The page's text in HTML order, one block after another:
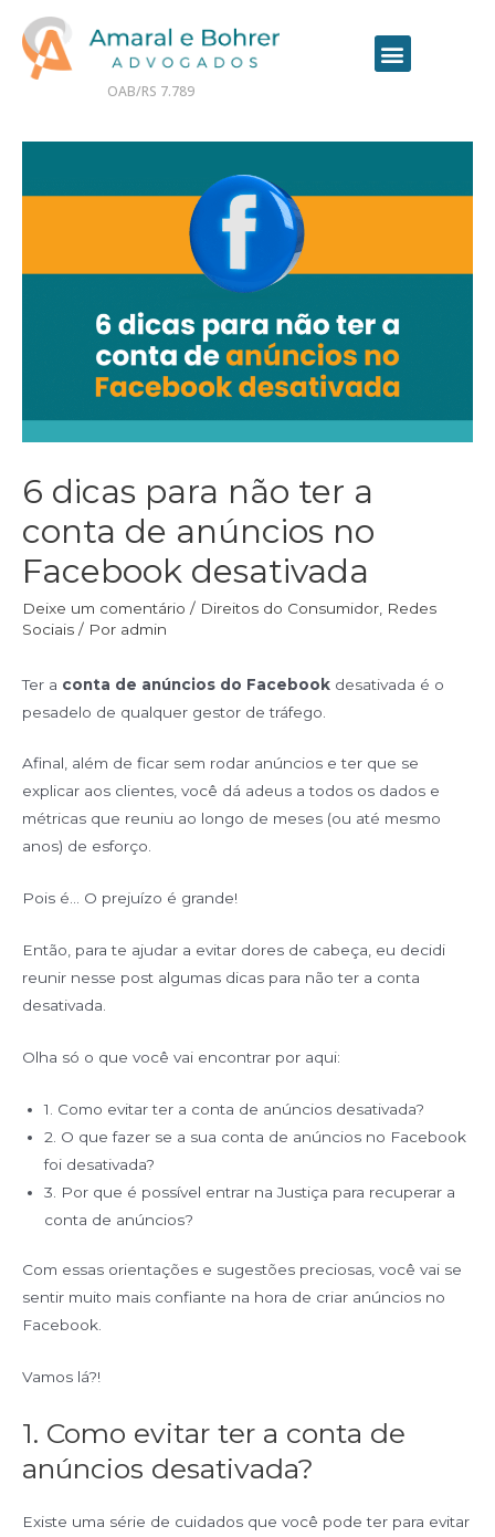
OAB/RS 7.789
6 dicas para não ter a
conta de anúncios no
Facebook desativada
Deixe um comentário / Direitos do Consumidor Redes
Sociais / Por admin
Ter a conta de anúncios do Facebook desativada é o
pesadelo de qualquer gestor de tráfego.
Afinal, além de ficar sem rodar anúncios e ter que se
explicar aos clientes, você dá adeus a todos os dados e
métricas que reuniu ao longo de meses (ou até mesmo
anos) de esforço.
Pois é… O prejuízo é grande!
Então, para te ajudar a evitar dores de cabeça, eu decidi
reunir nesse post algumas dicas para não ter a conta
desativada.
Olha só o que você vai encontrar por aqui:
1. Como evitar ter a conta de anúncios desativada?
2. O que fazer se a sua conta de anúncios no Facebook
foi desativada?
3. Por que é possível entrar na Justiça para recuperar a
conta de anúncios?
Com essas orientações e sugestões preciosas, você vai se
sentir muito mais confiante na hora de criar anúncios no
Facebook.
Vamos lá?!
1. Como evitar ter a conta de
anúncios desativada?
Existe uma série de cuidados que você pode ter para evitar